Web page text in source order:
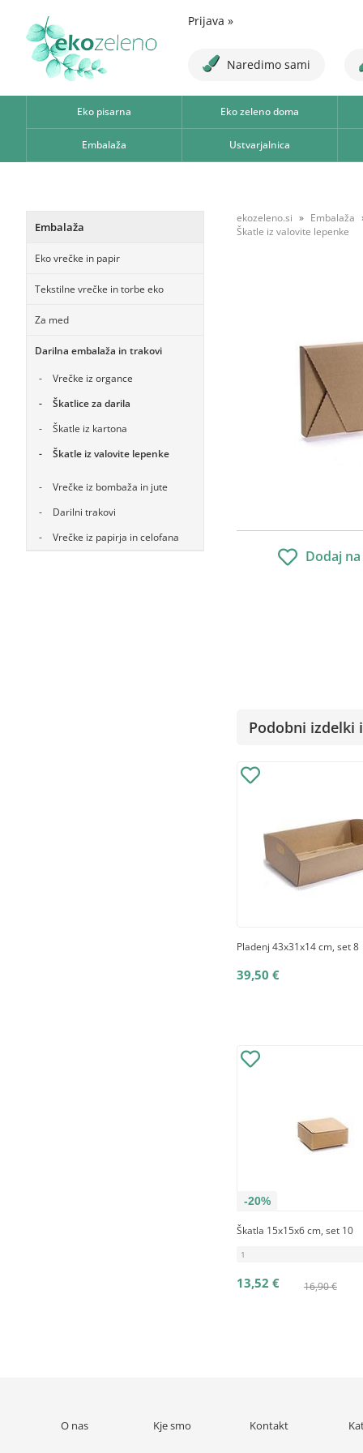
Prijava »
Naredimo sami
Eko pisarna Eko zeleno doma
Embalaža Ustvarjalnica
Embalaža
Eko vrečke in papir
Tekstilne vrečke in torbe eko
Za med
Darilna embalaža in trakovi
Vrečke iz organce
Škatlice za darila
Škatle iz kartona
Škatle iz valovite lepenke
Vrečke iz bombaža in jute
Darilni trakovi
Vrečke iz papirja in celofana
ekozeleno.si
Embalaža
Škatle iz valovite lepenke
Dodaj
Podobni izdelki
Pladenj 43x31x14 cm, set 8
39,50 €
-20%
Škatla 15x15x6 cm, set 10
1
16,90 €
13,52 €
O nas Kje smo Kontakt